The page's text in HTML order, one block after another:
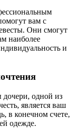
вам с
Они смогут
наиболее
и
дочери, одной из
является ваш
в конечном счете,
одежде.